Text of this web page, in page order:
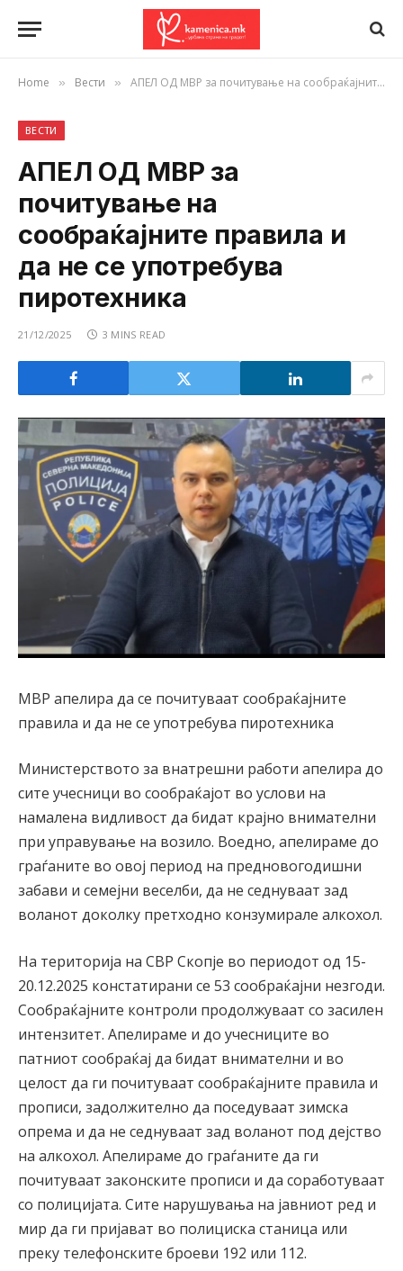
Home » Вести » АПЕЛ ОД МВР за почитување на сообраќајните правила и да не се употребува пиротехника
ВЕСТИ
АПЕЛ ОД МВР за
почитување на
сообраќајните правила и
да не се употребува
пиротехника
21/12/2025 3 MINS READ
МВР апелира да се почитуваат сообраќајните
правила и да не се употребува пиротехника
Министерството за внатрешни работи апелира до
сите учесници во сообраќајот во услови на
намалена видливост да бидат крајно внимателни
при управување на возило. Воедно, апелираме до
граѓаните во овој период на предновогодишни
забави и семејни веселби, да не седнуваат зад
воланот доколку претходно конзумирале алкохол.
На територија на СВР Скопје во периодот од 15-
20.12.2025 констатирани се 53 сообраќајни незгоди.
Сообраќајните контроли продолжуваат со засилен
интензитет. Апелираме и до учесниците во
патниот сообраќај да бидат внимателни и во
целост да ги почитуваат сообраќајните правила и
прописи, задолжително да поседуваат зимска
опрема и да не седнуваат зад воланот под дејство
на алкохол. Апелираме до граѓаните да ги
почитуваат законските прописи и да соработуваат
со полицијата. Сите нарушувања на јавниот ред и
мир да ги пријават во полициска станица или
преку телефонските броеви 192 или 112.